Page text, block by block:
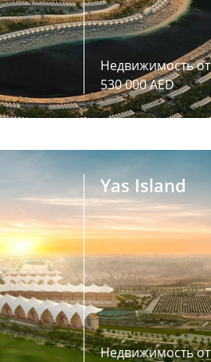
Недвижимость от
530 000 AED
Yas Island
Недвижимость от